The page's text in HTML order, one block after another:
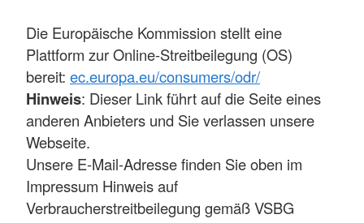
Die Europäische Kommission stellt eine
Plattform zur Online-Streitbeilegung (OS)
bereit: ec.europa.eu/consumers/odr/
Hinweis: Dieser Link führt auf die Seite eines
anderen Anbieters und Sie verlassen unsere
Webseite.
Unsere E-Mail-Adresse finden Sie oben im
Impressum Hinweis auf
Verbraucherstreitbeilegung gemäß VSBG